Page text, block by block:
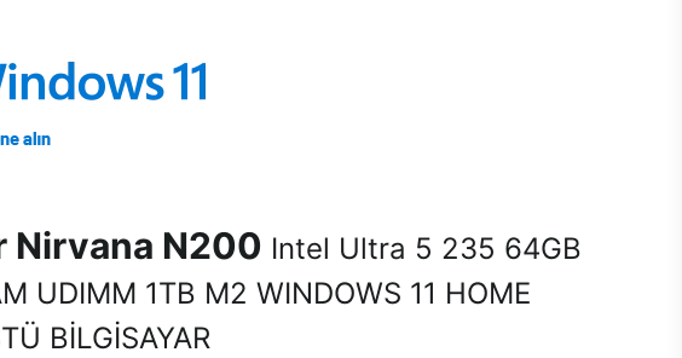
Nirvana N200 Intel Ultra 5 235 64GB
UDIMM 1TB M2 WINDOWS 11 HOME
BİLGİSAYAR